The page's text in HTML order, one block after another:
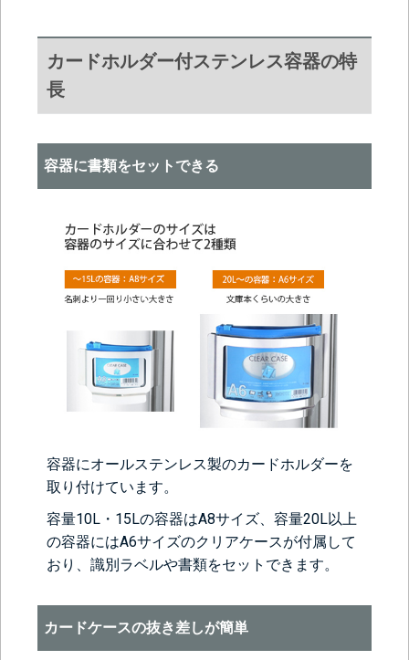
カードホルダー付ステンレス容器の特
長
容器に書類をセットできる
容器にオールステンレス製のカードホルダーを
取り付けています。
容量10L・15Lの容器はA8サイズ、容量20L以上
の容器にはA6サイズのクリアケースが付属して
おり、識別ラベルや書類をセットできます。
カードケースの抜き差しが簡単